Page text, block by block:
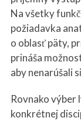
Na všetky
požiadavka
o oblasť päty,
prináša
aby nenarúšali
Rovnako výber
konkrétnej